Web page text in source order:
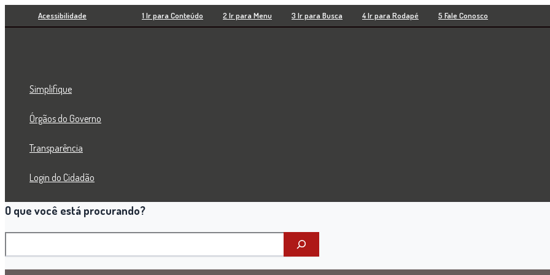
Ir
para
Acessibilidade 1 Ir para Conteúdo 2 Ir para Menu 3 Ir para Busca 4 Ir para Rodapé 5 Fale Conosco
Simplifique
Órgãos do Governo
Transparência
Login do Cidadão
O que você está procurando?
Pesquisar